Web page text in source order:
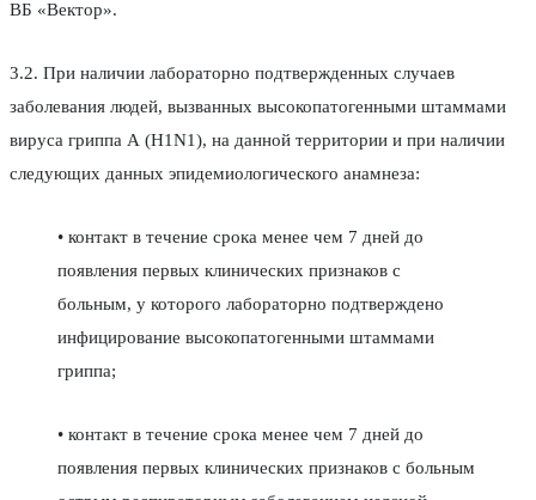
ВБ «Вектор».
3.2. При наличии лабораторно подтвержденных случаев
заболевания людей, вызванных высокопатогенными штаммами
вируса гриппа А (H1N1), на данной территории и при наличии
следующих данных эпидемиологического анамнеза:
• контакт в течение срока менее чем 7 дней до
появления первых клинических признаков с
больным, у которого лабораторно подтверждено
инфицирование высокопатогенными штаммами
гриппа;
• контакт в течение срока менее чем 7 дней до
появления первых клинических признаков с больным